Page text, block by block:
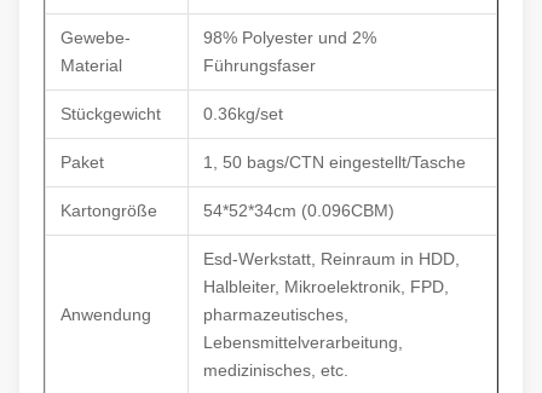
Gewebe-
Material
98% Polyester und 2%
Führungsfaser
Stückgewicht 0.36kg/set
Paket 1, 50 bags/CTN eingestellt/Tasche
Kartongröße 54*52*34cm (0.096CBM)
Anwendung
Esd-Werkstatt, Reinraum in HDD,
Halbleiter, Mikroelektronik, FPD,
pharmazeutisches,
Lebensmittelverarbeitung,
medizinisches, etc.